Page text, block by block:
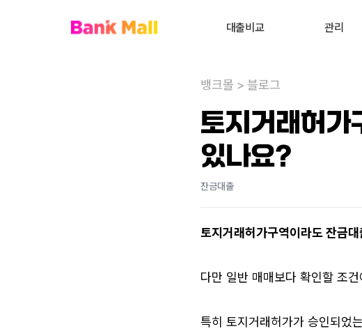
대출비교 관리
대출상담사 찾기
사업자대출
전세대출
신용대출
개인회생자대출
내 대출 관리
뱅크몰 > 블로그
토지거래허가
있나요?
잔금대출
토지거래허가구역이라도 잔금
다만 일반 매매보다 확인할 조
특히 토지거래허가가 승인되었